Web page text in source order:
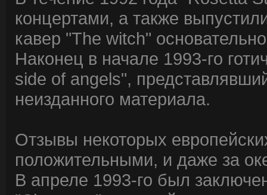
концертами, а также
кавер "The witch"
Наконец в начале 1993-го
side of angels",
неизданного материала.
Отзывы некоторых
положительными, и даже за
В апреле 1993-го был